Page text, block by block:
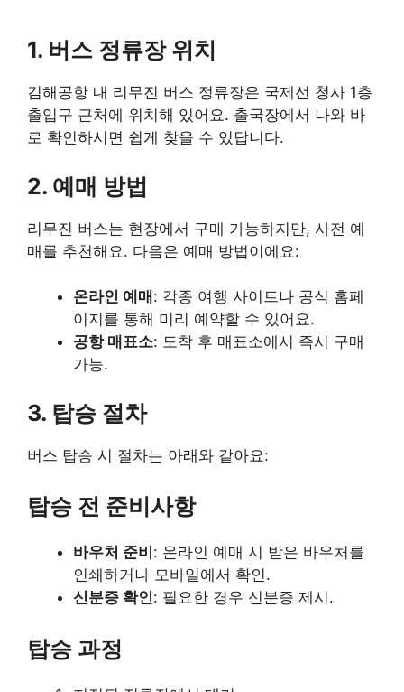
1. 버스 정류장 위치
김해공항 내 리무진 버스 정류장은 국제선 청사 1층
출입구 근처에 위치해 있어요. 출국장에서 나와 바
로 확인하시면 쉽게 찾을 수 있답니다.
2. 예매 방법
리무진 버스는 현장에서 구매 가능하지만, 사전 예
매를 추천해요. 다음은 예매 방법이에요:
온라인 예매 : 각종 여행 사이트나 공식 홈페
이지를 통해 미리 예약할 수 있어요.
공항 매표소: 도착 후 매표소에서 즉시 구매
가능.
3. 탑승 절차
버스 탑승 시 절차는 아래와 같아요:
탑승 전 준비사항
바우처 준비 : 온라인 예매 시 받은 바우처를
인쇄하거나 모바일에서 확인.
신분증 확인: 필요한 경우 신분증 제시.
탑승 과정